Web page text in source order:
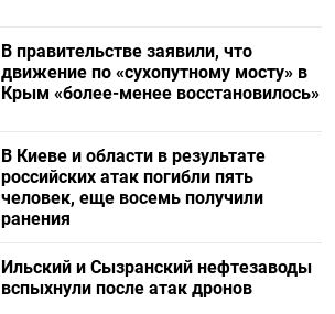
В правительстве заявили, что
движение по «сухопутному мосту» в
Крым «более-менее восстановилось»
В Киеве и области в результате
российских атак погибли пять
человек, еще восемь получили
ранения
Ильский и Сызранский нефтезаводы
вспыхнули после атак дронов